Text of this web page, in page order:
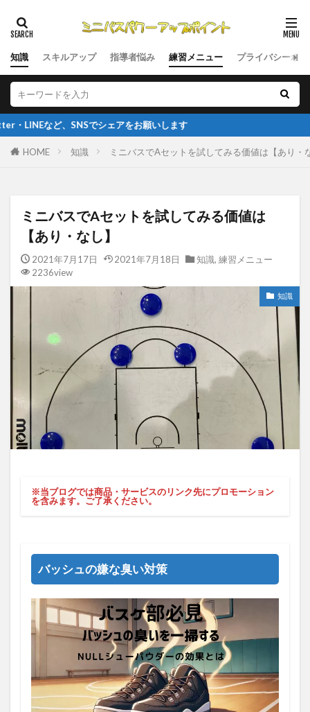
知識 スキルアップ 指導者悩み 練習メニュー プライバシーポ
ェアをお願いします
HOME 知識 ミニバスでAセットを試してみる価値は【あり・
ミニバスでAセットを試してみる価値は
【あり・なし】
2021年7月17日 2021年7月18日 知識, 練習メニュー
2236view
知識
※当ブログでは商品・サービスのリンク先にプロモーション
を含みます。ご了承ください。
バッシュの嫌な臭い対策